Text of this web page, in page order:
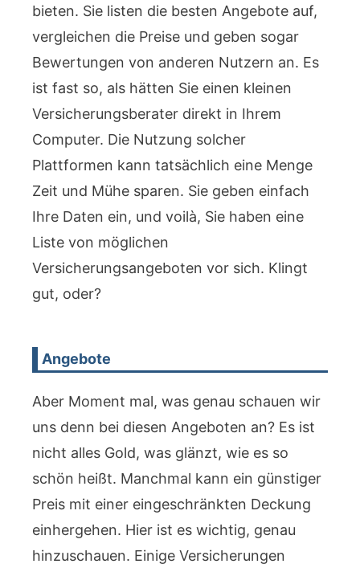
bieten. Sie listen die besten Angebote auf,
vergleichen die Preise und geben sogar
Bewertungen von anderen Nutzern an. Es
ist fast so, als hätten Sie einen kleinen
Versicherungsberater direkt in Ihrem
Computer. Die Nutzung solcher
Plattformen kann tatsächlich eine Menge
Zeit und Mühe sparen. Sie geben einfach
Ihre Daten ein, und voilà, Sie haben eine
Liste von möglichen
Versicherungsangeboten vor sich. Klingt
gut, oder?
Angebote
Aber Moment mal, was genau schauen wir
uns denn bei diesen Angeboten an? Es ist
nicht alles Gold, was glänzt, wie es so
schön heißt. Manchmal kann ein günstiger
Preis mit einer eingeschränkten Deckung
einhergehen. Hier ist es wichtig, genau
hinzuschauen. Einige Versicherungen